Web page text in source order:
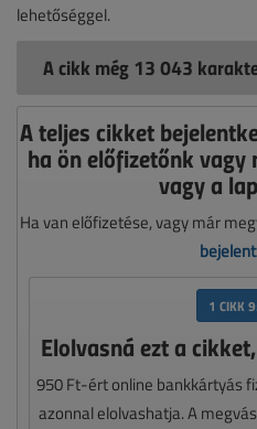
lehetőséggel.
A cikk még 13 043
A teljes cikket
ha ön előfizetőnk
vagy a
Ha van előfizetése, vagy már
1 CIKK
Elolvasná ezt a
950 Ft-ért online bankkártyás
azonnal elolvashatja. A